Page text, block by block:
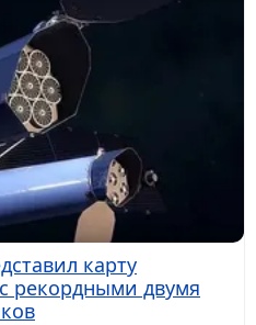
карту
рекордными двумя